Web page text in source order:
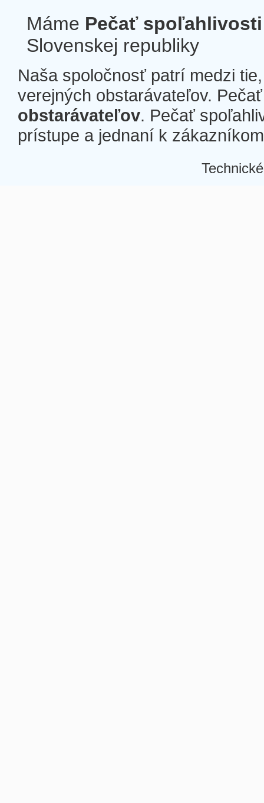
Máme Pečať spoľahlivosti
Slovenskej republiky
Naša spoločnosť patrí medzi
verejných obstarávateľov.
obstarávateľov. Pečať
prístupe a jednaní k